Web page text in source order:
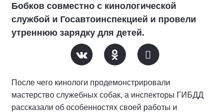
Бобков совместно с кинологической
службой и Госавтоинспекцией и провели
утреннюю зарядку для детей.
После чего кинологи продемонстрировали
мастерство служебных собак, а инспекторы ГИБДД
рассказали об особенностях своей работы и